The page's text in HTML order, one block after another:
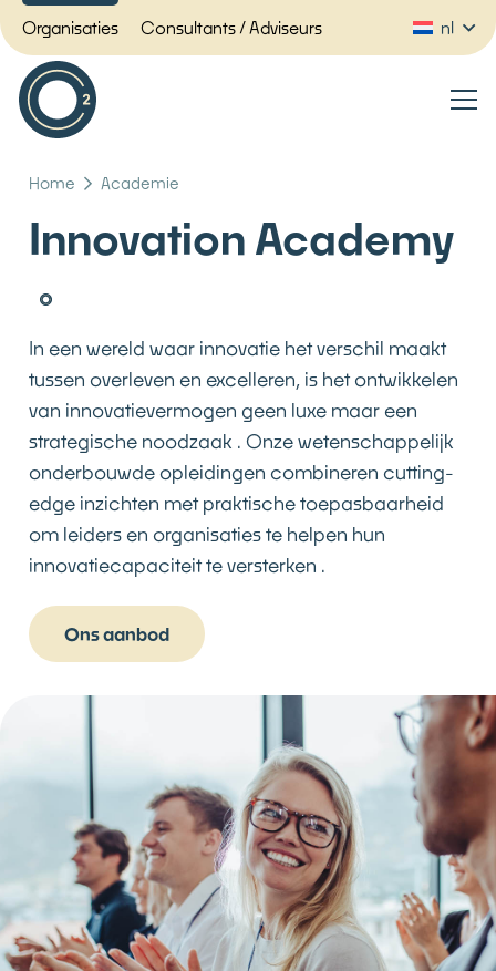
Organisaties Consultants / Adviseurs nl
Home Academie
Innovation Academy
In een wereld waar innovatie het verschil maakt
tussen overleven en excelleren, is het ontwikkelen
van innovatievermogen geen luxe maar een
strategische noodzaak . Onze wetenschappelijk
onderbouwde opleidingen combineren cutting-
edge inzichten met praktische toepasbaarheid
om leiders en organisaties te helpen hun
innovatiecapaciteit te versterken .
Ons aanbod